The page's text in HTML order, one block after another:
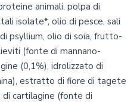
animali, polpa di
isolate*, olio di pesce, sali
psyllium, olio di soia, frutto-
(fonte di mannano-
(0,1%), idrolizzato di
estratto di fiore di tagete
cartilagine (fonte di